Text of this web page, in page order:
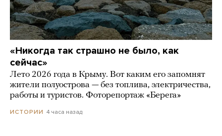
«Никогда так страшно не было, как
сейчас»
Лето 2026 года в Крыму. Вот каким его запомнят
жители полуострова — без топлива, электричества,
работы и туристов. Фоторепортаж «Берега»
ИСТОРИИ 4 часа назад